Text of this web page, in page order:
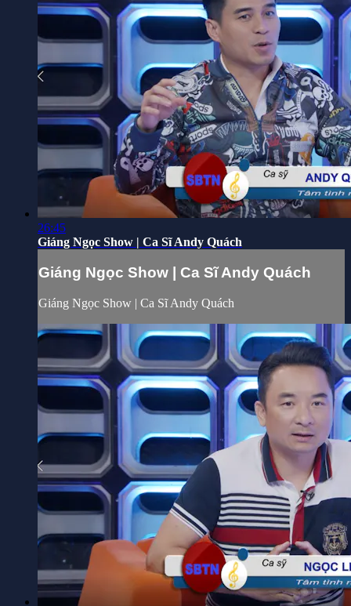
26:45
Giáng Ngọc Show | Ca Sĩ Andy Quách
Giáng Ngọc Show | Ca Sĩ Andy Quách
Giáng Ngọc Show | Ca Sĩ Andy Quách